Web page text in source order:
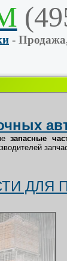
-
запасные
ДЛЯ